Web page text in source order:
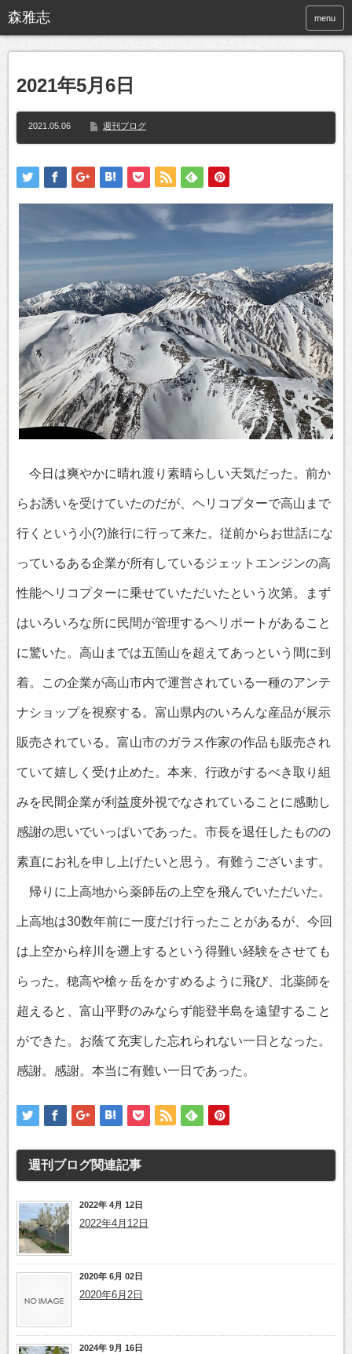
menu
2021年5月6日
2021.05.06 週刊ブログ
今日は爽やかに晴れ渡り素晴らしい天気だった。前か
らお誘いを受けていたのだが、ヘリコプターで高山まで
行くという小(?)旅行に行って来た。従前からお世話にな
っているある企業が所有しているジェットエンジンの高
性能ヘリコプターに乗せていただいたという次第。まず
はいろいろな所に民間が管理するヘリポートがあること
に驚いた。高山までは五箇山を超えてあっという間に到
着。この企業が高山市内で運営されている一種のアンテ
ナショップを視察する。富山県内のいろんな産品が展示
販売されている。富山市のガラス作家の作品も販売され
ていて嬉しく受け止めた。本来、行政がするべき取り組
みを民間企業が利益度外視でなされていることに感動し
感謝の思いでいっぱいであった。市長を退任したものの
素直にお礼を申し上げたいと思う。有難うございます。
帰りに上高地から薬師岳の上空を飛んでいただいた。
上高地は30数年前に一度だけ行ったことがあるが、今回
は上空から梓川を遡上するという得難い経験をさせても
らった。穂高や槍ヶ岳をかすめるように飛び、北薬師を
超えると、富山平野のみならず能登半島を遠望すること
ができた。お蔭て充実した忘れられない一日となった。
感謝。感謝。本当に有難い一日であった。
週刊ブログ関連記事
2022年 4月 12日
2022年4月12日
2020年 6月 02日
2020年6月2日
2024年 9月 16日